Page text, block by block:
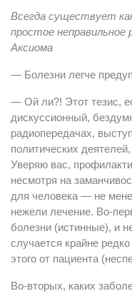
Всегда существует
простое неправильное
Аксиома
— Болезни легче
— Ой ли?! Этот тезис,
дискуссионный,
радиопередачах,
политических
Уверяю вас,
несмотря на
для человека — не
нежели лечение. Во-
болезни (истинные), и
случается крайне
этого от пациента
Во-вторых, каких